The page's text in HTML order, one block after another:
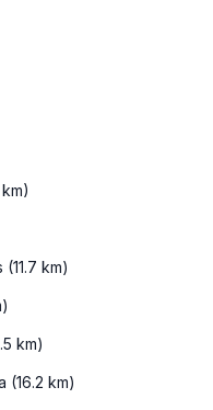
km)
km)
(16.2 km)